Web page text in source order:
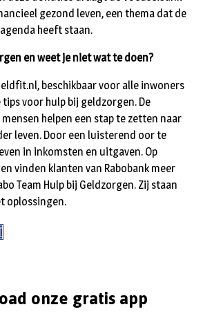
gezond leven, een thema dat de
heeft staan.
en weet je niet wat te doen?
beschikbaar voor alle inwoners
voor hulp bij geldzorgen. De
helpen een stap te zetten naar
leven. Door een luisterend oor te
in inkomsten en uitgaven. Op
vinden klanten van Rabobank meer
Team Hulp bij Geldzorgen. Zij staan
oplossingen.
onze gratis app